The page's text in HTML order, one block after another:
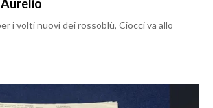
i volti nuovi dei rossoblù, Ciocci va allo